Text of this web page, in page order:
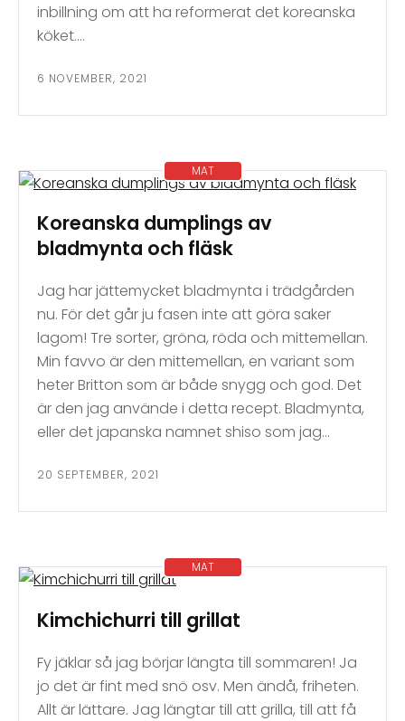
inbillning om att ha reformerat det koreanska
köket….
6 NOVEMBER, 2021
MAT
Koreanska dumplings av
bladmynta och fläsk
Jag har jättemycket bladmynta i trädgården
nu. För det går ju fasen inte att göra saker
lagom! Tre sorter, gröna, röda och mittemellan.
Min favvo är den mittemellan, en variant som
heter Britton som är både snygg och god. Det
är den jag använde i detta recept. Bladmynta,
eller det japanska namnet shiso som jag…
20 SEPTEMBER, 2021
MAT
Kimchichurri till grillat
Fy jäklar så jag börjar längta till sommaren! Ja
jo det är fint med snö osv. Men ändå, friheten.
Allt är lättare. Jag längtar till att grilla, till att få